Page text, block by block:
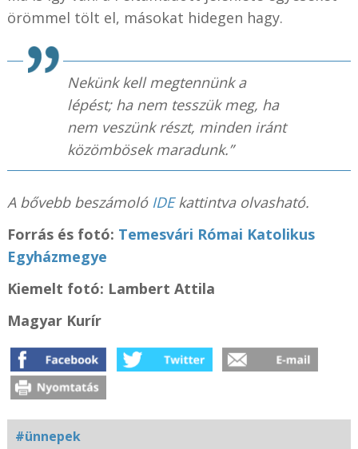
örömmel tölt el, másokat hidegen hagy.
Nekünk kell megtennünk a
lépést; ha nem tesszük meg, ha
nem veszünk részt, minden iránt
közömbösek maradunk.”
A bővebb beszámoló IDEkattintva olvasható.
Forrás és fotó: Temesvári Római Katolikus
Egyházmegye
Kiemelt fotó: Lambert Attila
Magyar Kurír
#ünnepek